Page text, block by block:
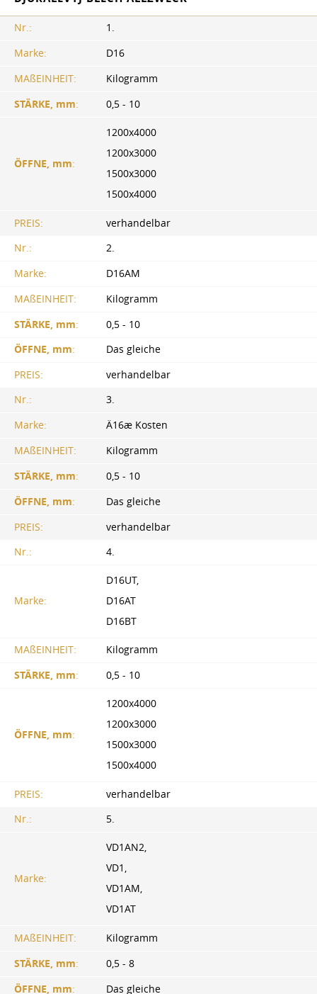
Nr.:
1.
Marke:
D16
MAßEINHEIT:
Kilogramm
STÄRKE, mm: 0,5 - 10
ÖFFNE, mm:
1200x4000
1200x3000
1500x3000
1500x4000
PREIS:
verhandelbar
Nr.:
2.
Marke:
D16AM
MAßEINHEIT:
Kilogramm
STÄRKE, mm:
0,5 - 10
ÖFFNE, mm:
Das gleiche
PREIS:
verhandelbar
Nr.:
3.
Marke:
Ä16æ Kosten
MAßEINHEIT:
Kilogramm
STÄRKE, mm:
0,5 - 10
ÖFFNE, mm:
Das gleiche
PREIS:
verhandelbar
Nr.:
4.
Marke:
D16UT,
D16AT
D16BT
MAßEINHEIT:
Kilogramm
STÄRKE, mm: 0,5 - 10
ÖFFNE, mm:
1200x4000
1200x3000
1500x3000
1500x4000
PREIS:
verhandelbar
Nr.:
5.
Marke:
VD1AN2,
VD1,
VD1AM,
VD1AT
MAßEINHEIT:
Kilogramm
STÄRKE, mm:
0,5 - 8
ÖFFNE, mm:
Das gleiche